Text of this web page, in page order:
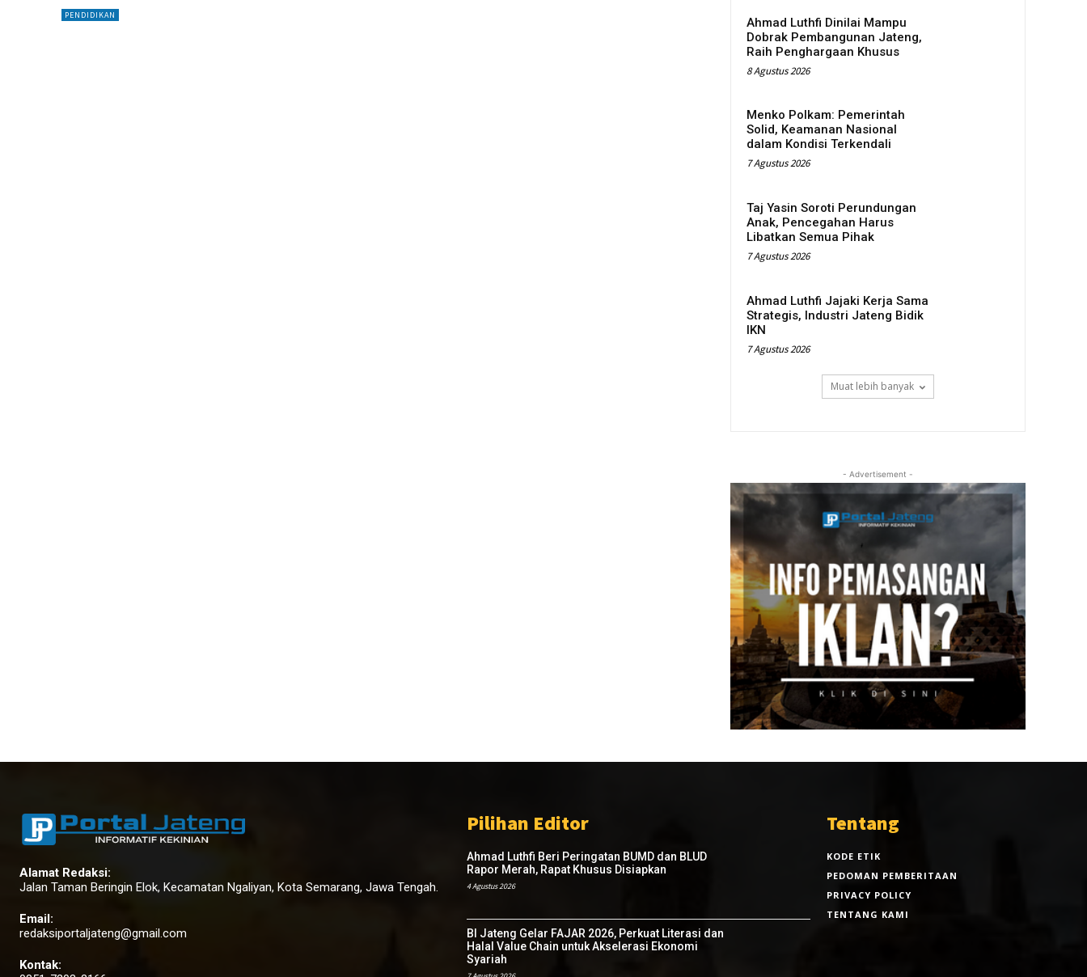
PENDIDIKAN
Ahmad Luthfi Dinilai Mampu
Dobrak Pembangunan Jateng,
Raih Penghargaan Khusus
8 Agustus 2026
Menko Polkam: Pemerintah
Solid, Keamanan Nasional
dalam Kondisi Terkendali
7 Agustus 2026
Taj Yasin Soroti Perundungan
Anak, Pencegahan Harus
Libatkan Semua Pihak
7 Agustus 2026
Ahmad Luthfi Jajaki Kerja Sama
Strategis, Industri Jateng Bidik
IKN
7 Agustus 2026
Muat lebih banyak
- Advertisement -
Alamat Redaksi:
Jalan Taman Beringin Elok, Kecamatan Ngaliyan, Kota Semarang, Jawa Tengah.
Email:
redaksiportaljateng@gmail.com
Kontak:
Pilihan Editor
Ahmad Luthfi Beri Peringatan BUMD dan BLUD
Rapor Merah, Rapat Khusus Disiapkan
4 Agustus 2026
BI Jateng Gelar FAJAR 2026, Perkuat Literasi dan
Halal Value Chain untuk Akselerasi Ekonomi
Syariah
Tentang
KODE ETIK
PEDOMAN PEMBERITAAN
PRIVACY POLICY
TENTANG KAMI